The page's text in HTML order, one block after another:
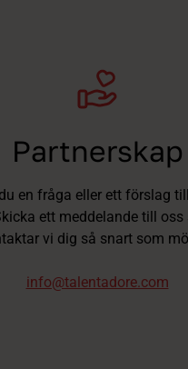
Partnerskap
en fråga eller ett förslag
ett meddelande till oss
vi dig så snart som
info@talentadore.com